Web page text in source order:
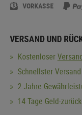
VORKASSE
VERSAND UND
Kostenloser
Schnellster
2 Jahre
14 Tage Geld-